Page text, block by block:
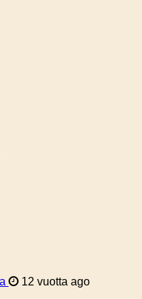
12 vuotta ago